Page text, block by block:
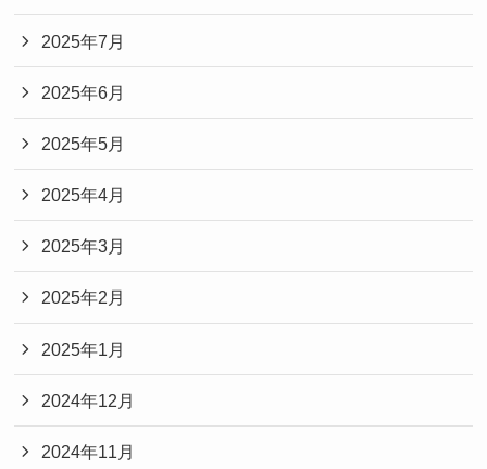
2025年7月
2025年6月
2025年5月
2025年4月
2025年3月
2025年2月
2025年1月
2024年12月
2024年11月